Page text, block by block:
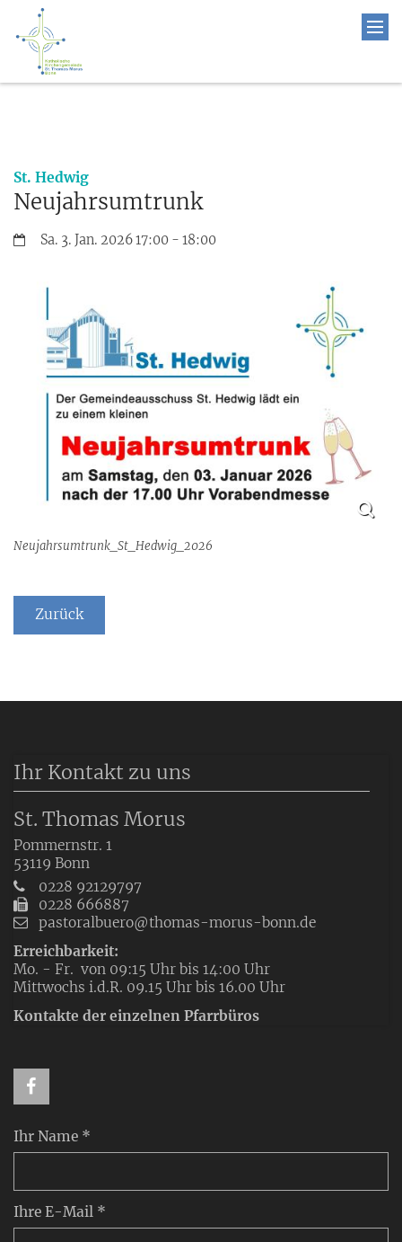
St. Hedwig:
Neujahrsumtrunk
Datum:Sa. 3. Jan. 2026 17:00 - 18:00
Neujahrsumtrunk_St_Hedwig_2026
Zurück
Ihr Name *
Ihre E-Mail *
Ihr Kontakt zu uns
St. Thomas Morus
Pommernstr. 1
53119 Bonn
0228 92129797
0228 666887
pastoralbuero@thomas-morus-bonn.de
Erreichbarkeit:
Mo. - Fr. von 09:15 Uhr bis 14:00 Uhr
Mittwochs i.d.R. 09.15 Uhr bis 16.00 Uhr
Kontakte der einzelnen Pfarrbüros